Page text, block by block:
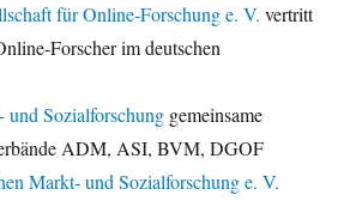
für Online-Forschung e. V. vertritt
Forscher im deutschen
Sozialforschung gemeinsame
ADM, ASI, BVM, DGOF
Markt- und Sozialforschung e. V.